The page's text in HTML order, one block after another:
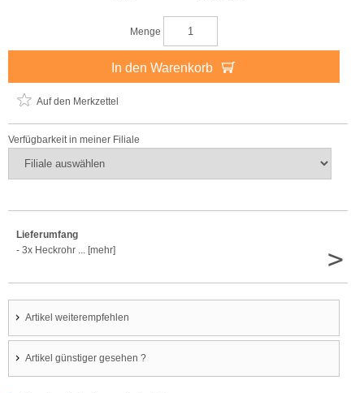
Menge
In den Warenkorb
Auf den Merkzettel
Verfügbarkeit in meiner Filiale
Lieferumfang
- 3x Heckrohr ... [mehr]
>
Artikel weiterempfehlen
Artikel günstiger gesehen ?